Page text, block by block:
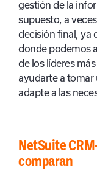
gestión de la
supuesto, a
decisión final, ya
donde podemos
de los líderes
ayudarte a tomar
adapte a las
NetSuite
comparan